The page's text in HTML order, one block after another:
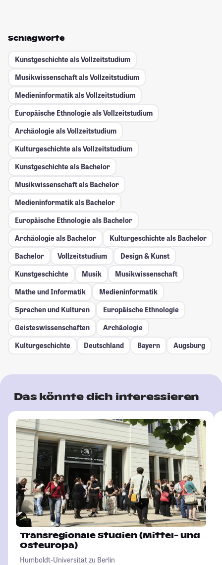
Schlagworte
Kunstgeschichte als Vollzeitstudium
Musikwissenschaft als Vollzeitstudium
Medieninformatik als Vollzeitstudium
Europäische Ethnologie als Vollzeitstudium
Archäologie als Vollzeitstudium
Kulturgeschichte als Vollzeitstudium
Kunstgeschichte als Bachelor
Musikwissenschaft als Bachelor
Medieninformatik als Bachelor
Europäische Ethnologie als Bachelor
Archäologie als Bachelor
Kulturgeschichte als Bachelor
Bachelor
Vollzeitstudium
Design & Kunst
Kunstgeschichte
Musik
Musikwissenschaft
Mathe und Informatik
Medieninformatik
Sprachen und Kulturen
Europäische Ethnologie
Geisteswissenschaften
Archäologie
Kulturgeschichte
Deutschland Bayern Augsburg
Das könnte dich interessieren
Transregionale Studien (Mittel- und
Osteuropa)
Humboldt-Universität zu Berlin